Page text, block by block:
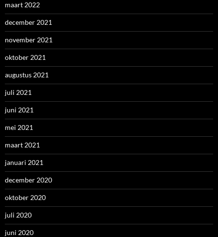
maart 2022
december 2021
november 2021
oktober 2021
augustus 2021
juli 2021
juni 2021
mei 2021
maart 2021
januari 2021
december 2020
oktober 2020
juli 2020
juni 2020